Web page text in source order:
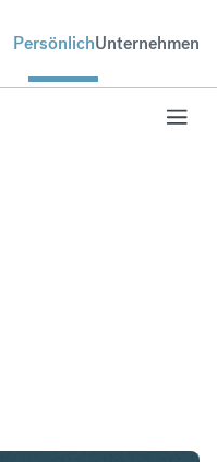
PersönlichUnternehmen